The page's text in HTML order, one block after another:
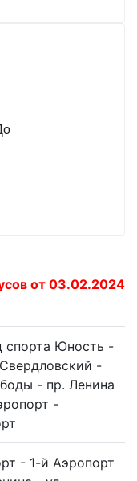
от 03.02.2024
спорта Юность -
-
- пр. Ленина
-
- 1-й Аэропорт